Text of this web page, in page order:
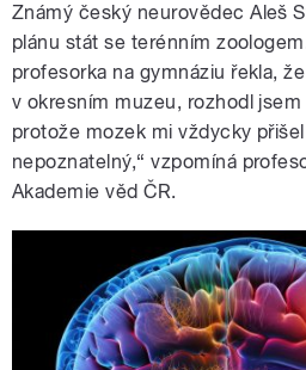
Známý český neurovědec Aleš
plánu stát se terénním
profesorka na gymnáziu řekla,
v okresním muzeu, rozhodl
protože mozek mi vždycky
nepoznatelný,“ vzpomíná
Akademie věd ČR.